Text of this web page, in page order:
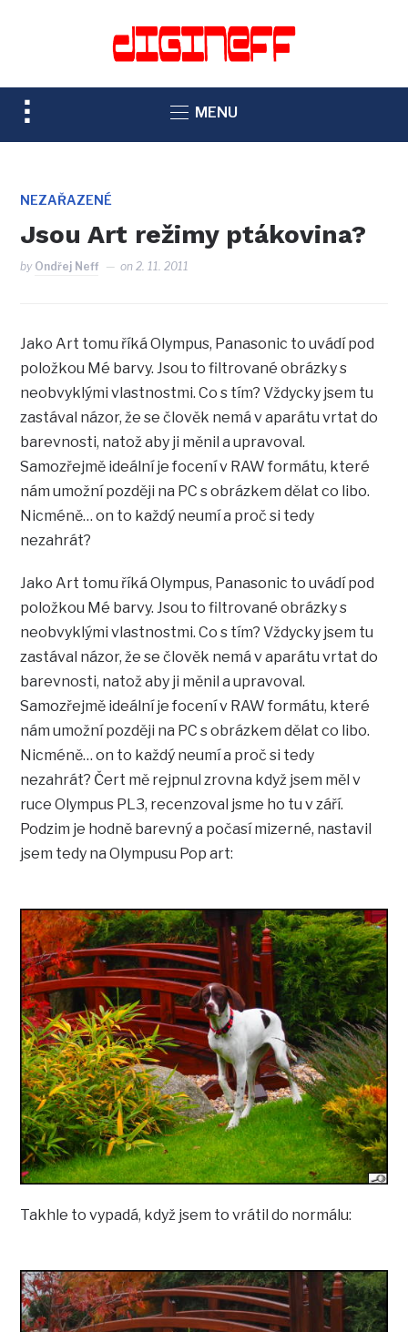
TOGGLE
SIDEBAR
NAVIGATION
MENU
NEZAŘAZENÉ
Jsou Art režimy ptákovina?
by Ondřej Neff on2. 11. 2011
Jako Art tomu říká Olympus, Panasonic to uvádí pod
položkou Mé barvy. Jsou to filtrované obrázky s
neobvyklými vlastnostmi. Co s tím? Vždycky jsem tu
zastával názor, že se člověk nemá v aparátu vrtat do
barevnosti, natož aby ji měnil a upravoval.
Samozřejmě ideální je focení v RAW formátu, které
nám umožní později na PC s obrázkem dělat co libo.
Nicméně… on to každý neumí a proč si tedy
nezahrát?
Jako Art tomu říká Olympus, Panasonic to uvádí pod
položkou Mé barvy. Jsou to filtrované obrázky s
neobvyklými vlastnostmi. Co s tím? Vždycky jsem tu
zastával názor, že se člověk nemá v aparátu vrtat do
barevnosti, natož aby ji měnil a upravoval.
Samozřejmě ideální je focení v RAW formátu, které
nám umožní později na PC s obrázkem dělat co libo.
Nicméně… on to každý neumí a proč si tedy
nezahrát? Čert mě rejpnul zrovna když jsem měl v
ruce Olympus PL3, recenzoval jsme ho tu v září.
Podzim je hodně barevný a počasí mizerné, nastavil
jsem tedy na Olympusu Pop art:
Takhle to vypadá, když jsem to vrátil do normálu: